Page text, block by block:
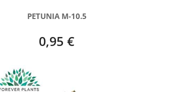
PETUNIA M-10.5
0,95 €